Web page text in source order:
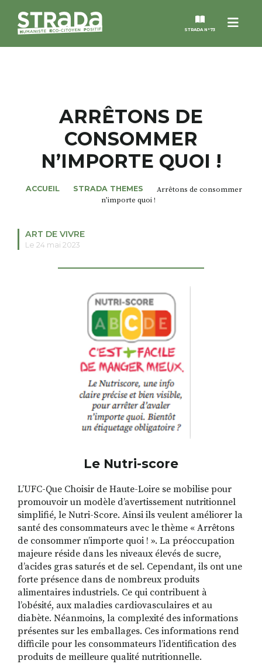
Menu
STRADA N°73
MAGAZINES
NOS THÈMES
ROSÉE DE MAI
RECHERCHER
S'ABONNER
S'INSCRIRE À LA NEWSLETTER
FACEBOOKINSTAGRAM
LINKEDINYOUTUBE
ARRÊTONS DE
CONSOMMER
N’IMPORTE QUOI !
ACCUEIL STRADA THEMES
Arrêtons de consommer
n’importe quoi !
ART DE VIVRE
Le 24 mai 2023
Le Nutri-score
L’UFC-Que Choisir de Haute-Loire se mobilise pour
promouvoir un modèle d’avertissement nutritionnel
simplifié, le Nutri-Score. Ainsi ils veulent améliorer la
santé des consommateurs avec le thème « Arrêtons
de consommer n’importe quoi ! ». La préoccupation
majeure réside dans les niveaux élevés de sucre,
d’acides gras saturés et de sel. Cependant, ils ont une
forte présence dans de nombreux produits
alimentaires industriels. Ce qui contribuent à
l’obésité, aux maladies cardiovasculaires et au
diabète. Néanmoins, la complexité des informations
présentes sur les emballages. Ces informations rend
difficile pour les consommateurs l’identification des
produits de meilleure qualité nutritionnelle.